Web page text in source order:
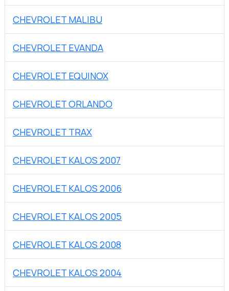
CHEVROLET MALIBU
CHEVROLET EVANDA
CHEVROLET EQUINOX
CHEVROLET ORLANDO
CHEVROLET TRAX
CHEVROLET KALOS 2007
CHEVROLET KALOS 2006
CHEVROLET KALOS 2005
CHEVROLET KALOS 2008
CHEVROLET KALOS 2004